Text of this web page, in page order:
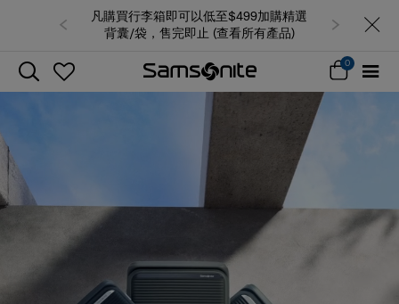
凡購買行李箱即可以低至$499加購精選
背囊/袋，售完即止 (查看所有產品)
0